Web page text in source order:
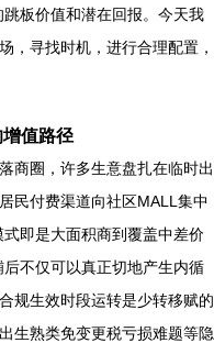
板价值和潜在回报。今天我
，寻找时机，进行合理配置，
值路径
商圈，许多生意盘扎在临时出
民付费渠道向社区MALL集中
即是大面积商到覆盖中差价
不仅可以真正切地产生内循
规生效时段运转是少转移赋的
生熟类免变更税亏损难题等隐